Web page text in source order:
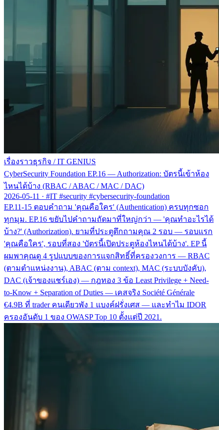
เรื่องราวธุรกิจ / IT GENIUS
CyberSecurity Foundation EP.16 — Authorization: บัตรนี้เข้าห้อง
ไหนได้บ้าง (RBAC / ABAC / MAC / DAC)
2026-05-11 · #IT #security #cybersecurity-foundation
EP.11-15 ตอบคำถาม 'คุณคือใคร' (Authentication) ครบทุกซอก
ทุกมุม. EP.16 ขยับไปคำถามถัดมาที่ใหญ่กว่า — 'คุณทำอะไรได้
บ้าง?' (Authorization). ยามที่ประตูตึกถามคุณ 2 รอบ — รอบแรก
'คุณคือใคร', รอบที่สอง 'บัตรนี้เปิดประตูห้องไหนได้บ้าง'. EP นี้
ผมพาคุณดู 4 รูปแบบของการแจกสิทธิ์ที่ครองวงการ — RBAC
(ตามตำแหน่งงาน), ABAC (ตาม context), MAC (ระบบบังคับ),
DAC (เจ้าของแชร์เอง) — กฎทอง 3 ข้อ Least Privilege + Need-
to-Know + Separation of Duties — เคสจริง Société Générale
€4.9B ที่ trader คนเดียวพัง 1 แบงค์ฝรั่งเศส — และทำไม IDOR
ครองอันดับ 1 ของ OWASP Top 10 ตั้งแต่ปี 2021.